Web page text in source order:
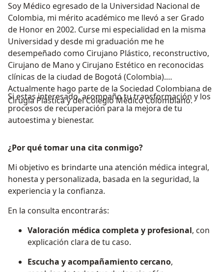
Soy Médico egresado de la Universidad Nacional de
Colombia, mi mérito académico me llevó a ser Grado
de Honor en 2002. Curse mi especialidad en la misma
Universidad y desde mi graduación me he
desempeñado como Cirujano Plástico, reconstructivo,
Cirujano de Mano y Cirujano Estético en reconocidas
clínicas de la ciudad de Bogotá (Colombia).
Actualmente hago parte de la Sociedad Colombiana de
Cirugía Plástica y del Colegio Médico Colombiano.
Si estas interesado, acompaño tu transformación y los
procesos de recuperación para la mejora de tu
autoestima y bienestar.
¿Por qué tomar una cita conmigo?
Mi objetivo es brindarte una atención médica integral,
honesta y personalizada, basada en la seguridad, la
experiencia y la confianza.
En la consulta encontrarás:
Valoración médica completa y profesional, con
explicación clara de tu caso.
Escucha y acompañamiento cercano,